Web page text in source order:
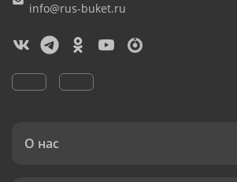
info@rus-buket.ru
О нас